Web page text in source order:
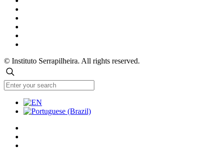
© Instituto Serrapilheira. All rights reserved.